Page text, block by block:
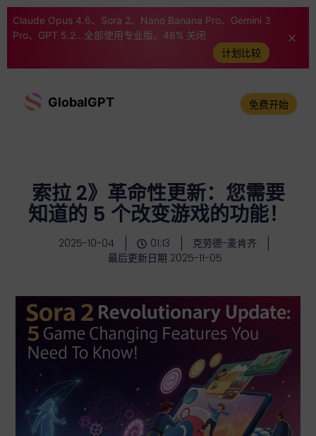
Claude Opus 4.6、Sora 2、Nano Banana Pro、Gemini 3
Pro、GPT 5.2...全部使用专业版。46% 关闭
计划比较
GlobalGPT 免费开始
索拉 2》革命性更新：您需要
知道的 5 个改变游戏的功能！
2025-10-04 01:13
克劳德-麦肯齐
最后更新日期 2025-11-05